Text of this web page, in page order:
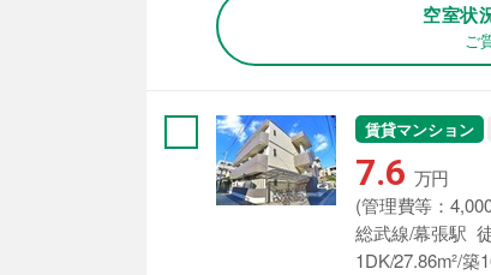
空室状
ご
賃貸マンション
7.6 万円
(管理費等：
総武線/幕張駅
1DK/27.86m²/築